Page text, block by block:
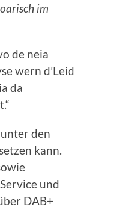
im
de neia
wern d’Leid
da
unter den
kann.
und
DAB+